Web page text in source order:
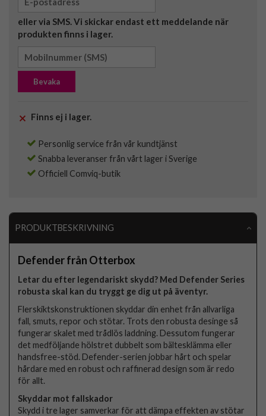
eller via SMS. Vi skickar endast ett meddelande när
produkten finns i lager.
Bevaka
Finns ej i lager.
Personlig service från vår kundtjänst
Snabba leveranser från vårt lager i Sverige
Officiell Comviq-butik
PRODUKTBESKRIVNING
Defender från Otterbox
Letar du efter legendariskt skydd? Med Defender Series
robusta skal kan du tryggt ge dig ut på äventyr.
Flerskiktskonstruktionen skyddar din enhet från allvarliga
fall, smuts, repor och stötar. Trots den robusta desinge så
fungerar skalet med trådlös laddning. Dessutom fungerar
det medföljande hölstret dubbelt som bältesklämma eller
handsfree-stöd. Defender-serien jobbar hårt och spelar
hårdare med en robust och raffinerad design som är redo
för allt.
Skyddar mot fallskador
Skydd i tre lager samverkar för att dämpa effekten av stötar